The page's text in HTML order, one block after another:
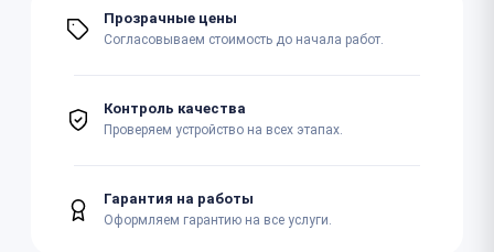
Прозрачные цены
Согласовываем стоимость до начала работ.
Контроль качества
Проверяем устройство на всех этапах.
Гарантия на работы
Оформляем гарантию на все услуги.